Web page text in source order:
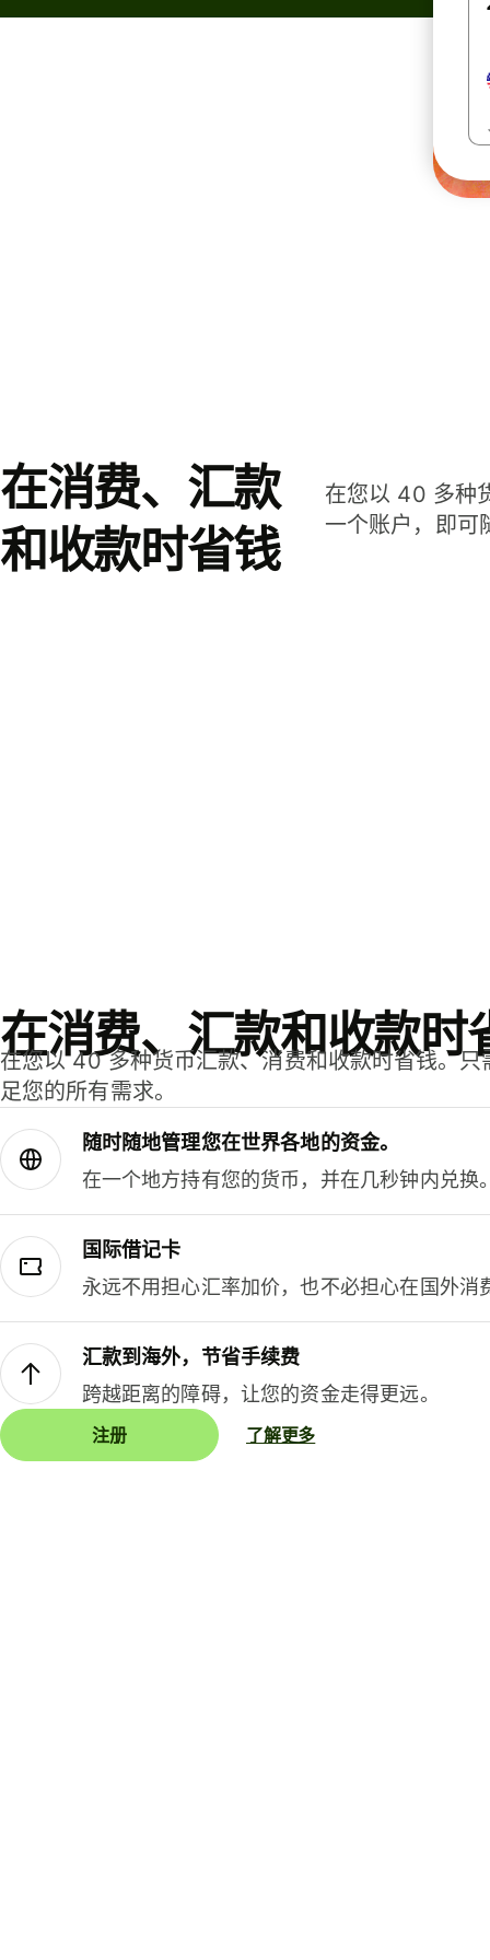
在消费、汇款
和收款时省钱
在您以 40 多种
一个账户，即可
在消费、汇款和收款时
在您以 40 多种货币汇款、消费和收款时省钱。
足您的所有需求。
随时随地管理您在世界各地的资金。
在一个地方持有您的货币，并在几秒钟内兑换
国际借记卡
永远不用担心汇率加价，也不必担心在国外消
汇款到海外，节省手续费
跨越距离的障碍，让您的资金走得更远。
注册 了解更多